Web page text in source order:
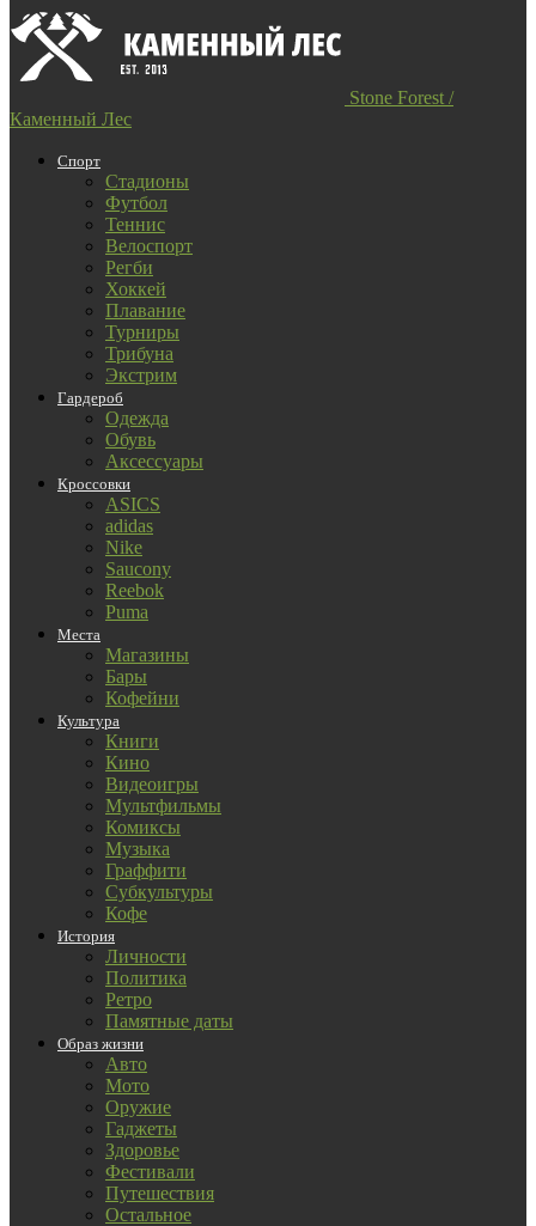
Stone Forest /
Каменный Лес
Спорт
Стадионы
Футбол
Теннис
Велоспорт
Регби
Хоккей
Плавание
Турниры
Трибуна
Экстрим
Гардероб
Одежда
Обувь
Аксессуары
Кроссовки
ASICS
adidas
Nike
Saucony
Reebok
Puma
Места
Магазины
Бары
Кофейни
Культура
Книги
Кино
Видеоигры
Мультфильмы
Комиксы
Музыка
Граффити
Субкультуры
Кофе
История
Личности
Политика
Ретро
Памятные даты
Образ жизни
Авто
Мото
Оружие
Гаджеты
Здоровье
Фестивали
Путешествия
Остальное